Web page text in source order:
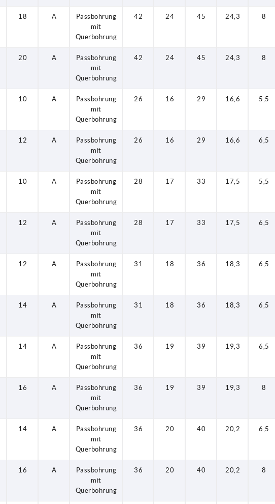
18 A
Passbohrung
mit
Querbohrung
42 24 45 24,3 8
20 A
Passbohrung
mit
Querbohrung
42 24 45 24,3 8
10 A
Passbohrung
mit
Querbohrung
26 16 29 16,6 5,5
12 A
Passbohrung
mit
Querbohrung
26 16 29 16,6 6,5
10 A
Passbohrung
mit
Querbohrung
28 17 33 17,5 5,5
12 A
Passbohrung
mit
Querbohrung
28 17 33 17,5 6,5
12 A
Passbohrung
mit
Querbohrung
31 18 36 18,3 6,5
14 A
Passbohrung
mit
Querbohrung
31 18 36 18,3 6,5
14 A
Passbohrung
mit
Querbohrung
36 19 39 19,3 6,5
16 A
Passbohrung
mit
Querbohrung
36 19 39 19,3 8
14 A
Passbohrung
mit
Querbohrung
36 20 40 20,2 6,5
16 A
Passbohrung
mit
Querbohrung
36 20 40 20,2 8